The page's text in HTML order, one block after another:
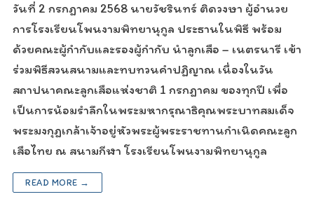
วันที่ 2 กรกฎาคม 2568 นายวัชรินทร์ ติดวงษา ผู้อำนวย
การโรงเรียนโพนงามพิทยานุกูล ประธานในพิธี พร้อม
ด้วยคณะผู้กำกับและรองผู้กำกับ นำลูกเสือ – เนตรนารี เข้า
ร่วมพิธีสวนสนามและทบทวนคำปฏิญาณ เนื่องในวัน
สถาปนาคณะลูกเสือแห่งชาติ 1 กรกฎาคม ของทุกปี เพื่อ
เป็นการน้อมรำลึกในพระมหากรุณาธิคุณพระบาทสมเด็จ
พระมงกุฎเกล้าเจ้าอยู่หัวพระผู้พระราชทานกำเนิดคณะลูก
เสือไทย ณ สนามกีฬา โรงเรียนโพนงามพิทยานุกูล
READ MORE →